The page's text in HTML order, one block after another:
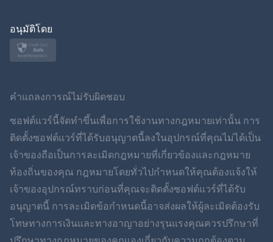
ภาษาไทย
Dansk
ฮินดี
อนุมัติโดย
คำแถลงการณ์ไม่รับผิดชอบ
ซอฟต์แวร์นี้จัดทำขึ้นเพื่อการใช้งานทางกฎหมายเท่านั้น การ
ติดตั้งซอฟต์แวร์ที่ได้รับอนุญาตนี้ลงในอุปกรณ์ที่คุณไม่ได้เป็น
เจ้าของถือเป็นการละเมิดกฎหมายที่เกี่ยวข้องและกฎหมาย
ท้องถิ่นของคุณ กฎหมายโดยทั่วไปกำหนดให้คุณต้องแจ้งให้
เจ้าของอุปกรณ์ทราบก่อนที่คุณจะติดตั้งซอฟต์แวร์ที่ได้รับ
อนุญาตนี้ การละเมิดข้อกำหนดนี้อาจส่งผลให้ผู้ละเมิดต้องรับ
โทษทางการเงินและทางอาญาอย่างรุนแรงคุณควรปรึกษาที่